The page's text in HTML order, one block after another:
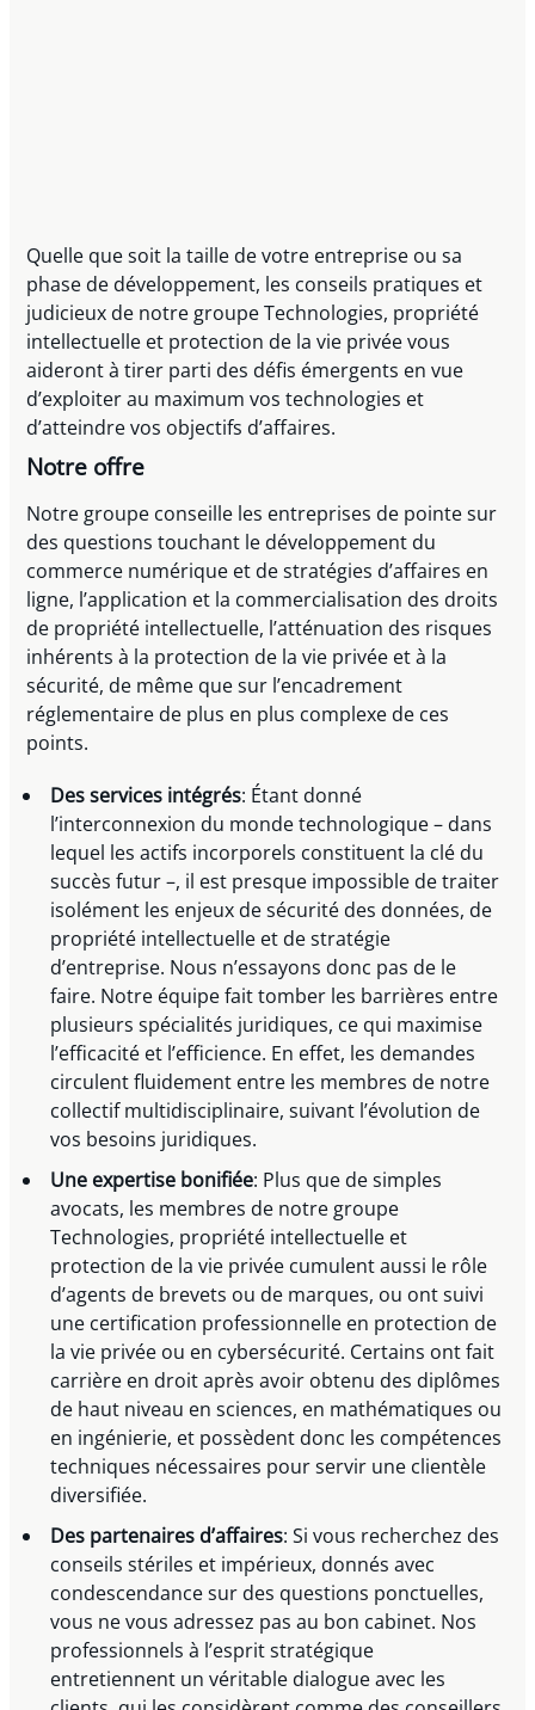
Quelle que soit la taille de votre entreprise ou sa
phase de développement, les conseils pratiques et
judicieux de notre groupe Technologies, propriété
intellectuelle et protection de la vie privée vous
aideront à tirer parti des défis émergents en vue
d’exploiter au maximum vos technologies et
d’atteindre vos objectifs d’affaires.
Notre offre
Notre groupe conseille les entreprises de pointe sur
des questions touchant le développement du
commerce numérique et de stratégies d’affaires en
ligne, l’application et la commercialisation des droits
de propriété intellectuelle, l’atténuation des risques
inhérents à la protection de la vie privée et à la
sécurité, de même que sur l’encadrement
réglementaire de plus en plus complexe de ces
points.
Des services intégrés: Étant donné
l’interconnexion du monde technologique – dans
lequel les actifs incorporels constituent la clé du
succès futur –, il est presque impossible de traiter
isolément les enjeux de sécurité des données, de
propriété intellectuelle et de stratégie
d’entreprise. Nous n’essayons donc pas de le
faire. Notre équipe fait tomber les barrières entre
plusieurs spécialités juridiques, ce qui maximise
l’efficacité et l’efficience. En effet, les demandes
circulent fluidement entre les membres de notre
collectif multidisciplinaire, suivant l’évolution de
vos besoins juridiques.
Une expertise bonifiée: Plus que de simples
avocats, les membres de notre groupe
Technologies, propriété intellectuelle et
protection de la vie privée cumulent aussi le rôle
d’agents de brevets ou de marques, ou ont suivi
une certification professionnelle en protection de
la vie privée ou en cybersécurité. Certains ont fait
carrière en droit après avoir obtenu des diplômes
de haut niveau en sciences, en mathématiques ou
en ingénierie, et possèdent donc les compétences
techniques nécessaires pour servir une clientèle
diversifiée.
Des partenaires d’affaires: Si vous recherchez des
conseils stériles et impérieux, donnés avec
condescendance sur des questions ponctuelles,
vous ne vous adressez pas au bon cabinet. Nos
professionnels à l’esprit stratégique
entretiennent un véritable dialogue avec les